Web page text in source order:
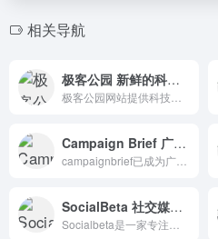
相关导航
极客公园 新鲜的科技新闻动态
Campaign Brief 广告人动向和创意奖项展示报道
SocialBeta 社交媒体和数字营销内容平台